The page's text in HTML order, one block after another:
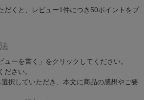
だくと、レビュー1件につき50ポイントをプ
ーを書く」をクリックしてください。
ださい。
択していただき、本文に商品の感想やご要